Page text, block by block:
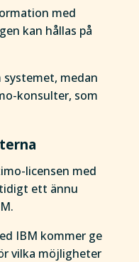
med
kan hållas på
systemet, medan
konsulter, som
licensen med
ett ännu
IBM kommer ge
vilka möjligheter